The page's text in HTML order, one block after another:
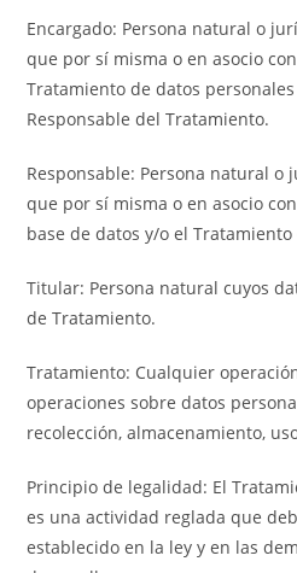
Encargado: Persona natural o
que por sí misma o en asocio
Tratamiento de datos
Responsable del Tratamiento.
Responsable: Persona natural o
que por sí misma o en asocio
base de datos y/o el Tratamiento
Titular: Persona natural cuyos
de Tratamiento.
Tratamiento: Cualquier
operaciones sobre datos
recolección, almacenamiento,
Principio de legalidad: El
es una actividad reglada que
establecido en la ley y en las